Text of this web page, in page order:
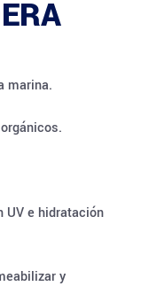
marina.
e hidratación
y